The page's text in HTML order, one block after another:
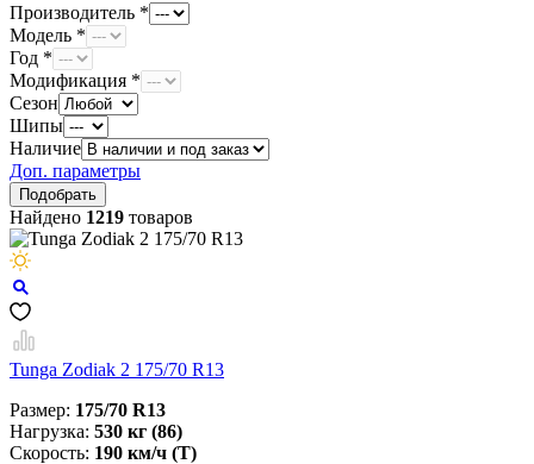
Производитель *
Модель *
Год *
Модификация *
Сезон
Шипы
Наличие
Доп. параметры
Найдено 1219 товаров
Tunga Zodiak 2 175/70 R13
Размер: 175/70 R13
Нагрузка: 530 кг (86)
Скорость: 190 км/ч (T)